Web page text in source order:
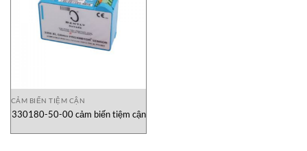
CẢM BIẾN TIỆM CẬN
330180-50-00 cảm biến tiệm cận